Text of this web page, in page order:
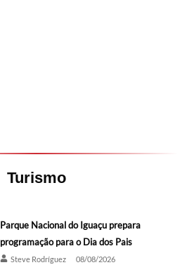
Turismo
Parque Nacional do Iguaçu prepara
programação para o Dia dos Pais
Steve Rodríguez 08/08/2026